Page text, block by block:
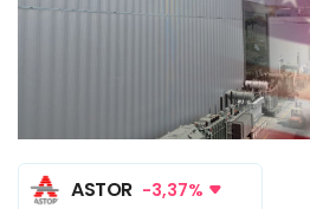
ASTOR -3,37%